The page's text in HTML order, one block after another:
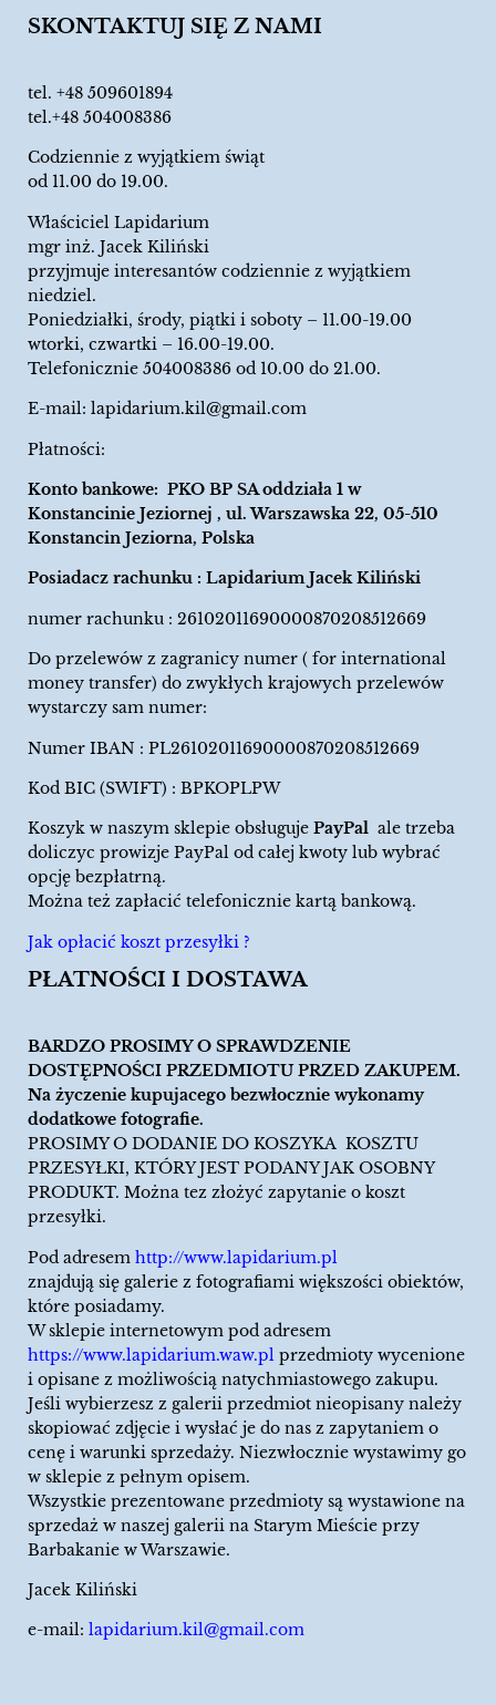
SKONTAKTUJ SIĘ Z NAMI
tel. +48 509601894
tel.+48 504008386
Codziennie z wyjątkiem świąt
od 11.00 do 19.00.
Właściciel Lapidarium
mgr inż. Jacek Kiliński
przyjmuje interesantów codziennie z wyjątkiem
niedziel.
Poniedziałki, środy, piątki i soboty – 11.00-19.00
wtorki, czwartki – 16.00-19.00.
Telefonicznie 504008386 od 10.00 do 21.00.
E-mail: lapidarium.kil@gmail.com
Płatności:
Konto bankowe: PKO BP SA oddziała 1 w
Konstancinie Jeziornej , ul. Warszawska 22, 05-510
Konstancin Jeziorna, Polska
Posiadacz rachunku : Lapidarium Jacek Kiliński
numer rachunku : 26102011690000870208512669
Do przelewów z zagranicy numer ( for international
money transfer) do zwykłych krajowych przelewów
wystarczy sam numer:
Numer IBAN : PL26102011690000870208512669
Kod BIC (SWIFT) : BPKOPLPW
Koszyk w naszym sklepie obsługuje PayPal ale trzeba
doliczyc prowizje PayPal od całej kwoty lub wybrać
opcję bezpłatrną.
Można też zapłacić telefonicznie kartą bankową.
Jak opłacić koszt przesyłki ?
PŁATNOŚCI I DOSTAWA
BARDZO PROSIMY O SPRAWDZENIE
DOSTĘPNOŚCI PRZEDMIOTU PRZED ZAKUPEM.
Na życzenie kupujacego bezwłocznie wykonamy
dodatkowe fotografie.
PROSIMY O DODANIE DO KOSZYKA KOSZTU
PRZESYŁKI, KTÓRY JEST PODANY JAK OSOBNY
PRODUKT. Można tez złożyć zapytanie o koszt
przesyłki.
Pod adresem http://www.lapidarium.pl
znajdują się galerie z fotografiami większości obiektów,
które posiadamy.
W sklepie internetowym pod adresem
https://www.lapidarium.waw.pl przedmioty wycenione
i opisane z możliwością natychmiastowego zakupu.
Jeśli wybierzesz z galerii przedmiot nieopisany należy
skopiować zdjęcie i wysłać je do nas z zapytaniem o
cenę i warunki sprzedaży. Niezwłocznie wystawimy go
w sklepie z pełnym opisem.
Wszystkie prezentowane przedmioty są wystawione na
sprzedaż w naszej galerii na Starym Mieście przy
Barbakanie w Warszawie.
Jacek Kiliński
e-mail: lapidarium.kil@gmail.com